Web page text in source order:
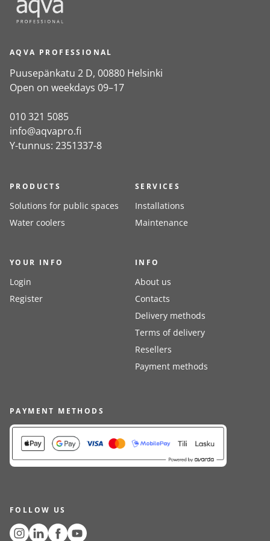
AQVA PROFESSIONAL
Puusepänkatu 2 D, 00880 Helsinki
Open on weekdays 09–17
010 321 5085
info@aqvapro.fi
Y-tunnus: 2351337-8
PRODUCTS
Solutions for public spaces
Water coolers
SERVICES
Installations
Maintenance
YOUR INFO
Login
Register
INFO
About us
Contacts
Delivery methods
Terms of delivery
Resellers
Payment methods
PAYMENT METHODS
FOLLOW US